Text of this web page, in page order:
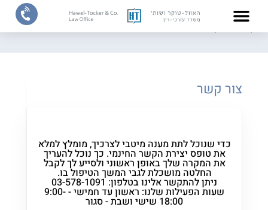
צור קשר
כדי שנוכל לתת מענה מיטבי לצרכיך, מומלץ למלא
את טופס יצירת הקשר החינמי. כך נוכל להעריך
את המקרה שלך באופן ראשוני ולסייע לך לקבל
החלטה מושכלת לגבי המשך הטיפול בו.
ניתן להתקשר אלינו בטלפון: 03-578-1091
שעות הפעילות שלנו: ראשון עד חמישי - 9:00-
18:00 שישי ושבת - סגור